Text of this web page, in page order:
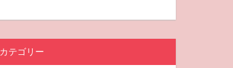
カテゴリー